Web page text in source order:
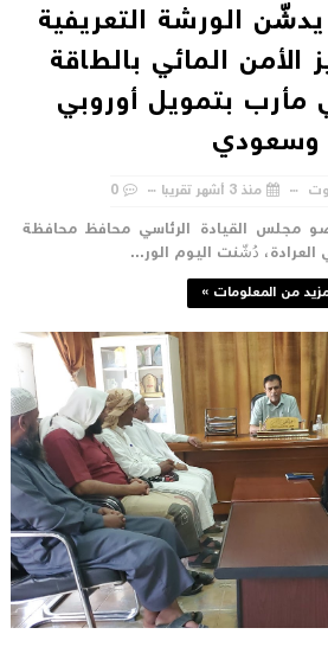
الورشة التعريفية
المائي بالطاقة
بتمويل أوروبي
وسعودي
منذ 3 أشهر تقريبا 0
القيادة الرئاسي محافظ محافظة
دُشّنت اليوم الور...
من المعلومات »